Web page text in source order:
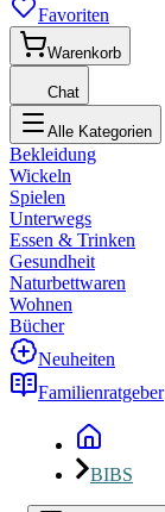
Favoriten
Warenkorb
Chat
Alle Kategorien
Bekleidung
Wickeln
Spielen
Unterwegs
Essen & Trinken
Gesundheit
Naturbettwaren
Wohnen
Bücher
Neuheiten
Familienratgeber
BIBS